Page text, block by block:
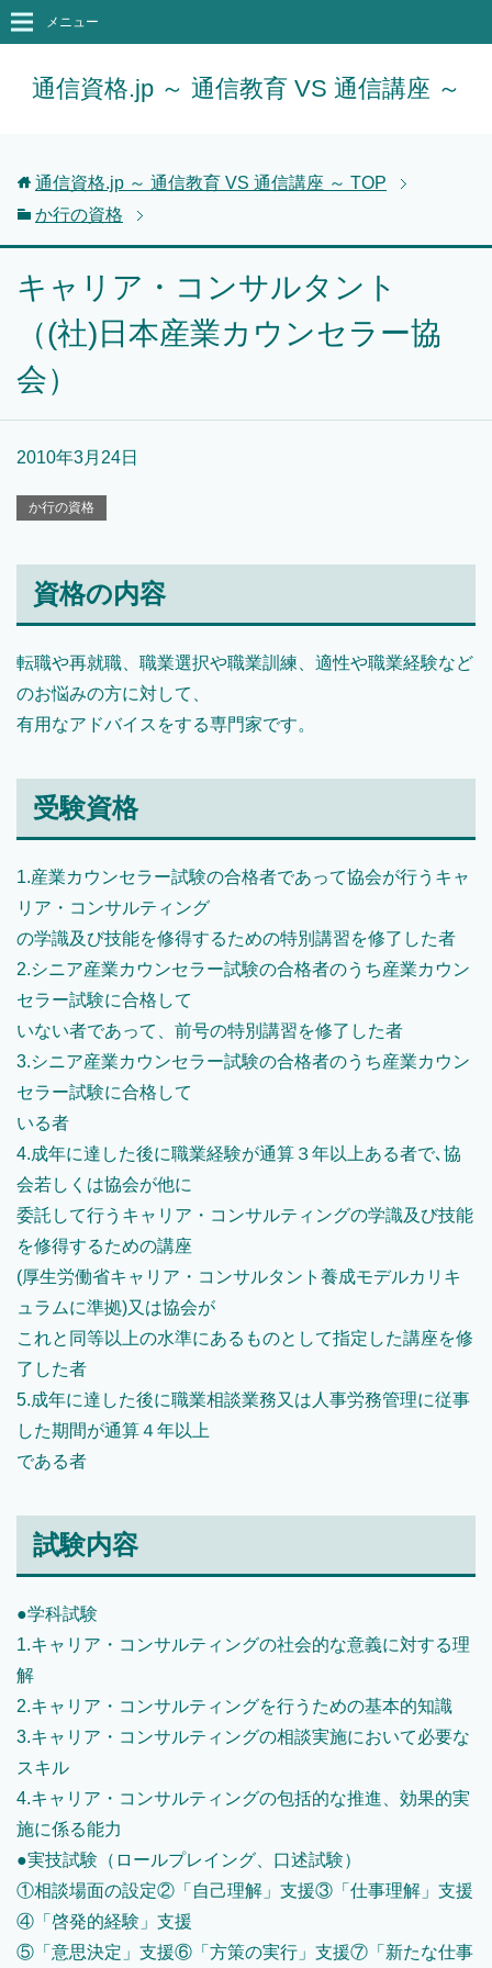
通信資格.jp ～ 通信教育 VS 通信講座 ～
メニュー
通信資格.jp ～ 通信教育 VS 通信講座 ～ TOP
か行の資格
キャリア・コンサルタント
（(社)日本産業カウンセラー協
会）
2010年3月24日
か行の資格
資格の内容
転職や再就職、職業選択や職業訓練、適性や職業経験など
のお悩みの方に対して、
有用なアドバイスをする専門家です。
受験資格
1.産業カウンセラー試験の合格者であって協会が行うキャ
リア・コンサルティング
の学識及び技能を修得するための特別講習を修了した者
2.シニア産業カウンセラー試験の合格者のうち産業カウン
セラー試験に合格して
いない者であって、前号の特別講習を修了した者
3.シニア産業カウンセラー試験の合格者のうち産業カウン
セラー試験に合格して
いる者
4.成年に達した後に職業経験が通算３年以上ある者で､協
会若しくは協会が他に
委託して行うキャリア・コンサルティングの学識及び技能
を修得するための講座
(厚生労働省キャリア・コンサルタント養成モデルカリキ
ュラムに準拠)又は協会が
これと同等以上の水準にあるものとして指定した講座を修
了した者
5.成年に達した後に職業相談業務又は人事労務管理に従事
した期間が通算４年以上
である者
試験内容
●学科試験
1.キャリア・コンサルティングの社会的な意義に対する理
解
2.キャリア・コンサルティングを行うための基本的知識
3.キャリア・コンサルティングの相談実施において必要な
スキル
4.キャリア・コンサルティングの包括的な推進、効果的実
施に係る能力
●実技試験（ロールプレイング、口述試験）
①相談場面の設定②「自己理解」支援③「仕事理解」支援
④「啓発的経験」支援
⑤「意思決定」支援⑥「方策の実行」支援⑦「新たな仕事